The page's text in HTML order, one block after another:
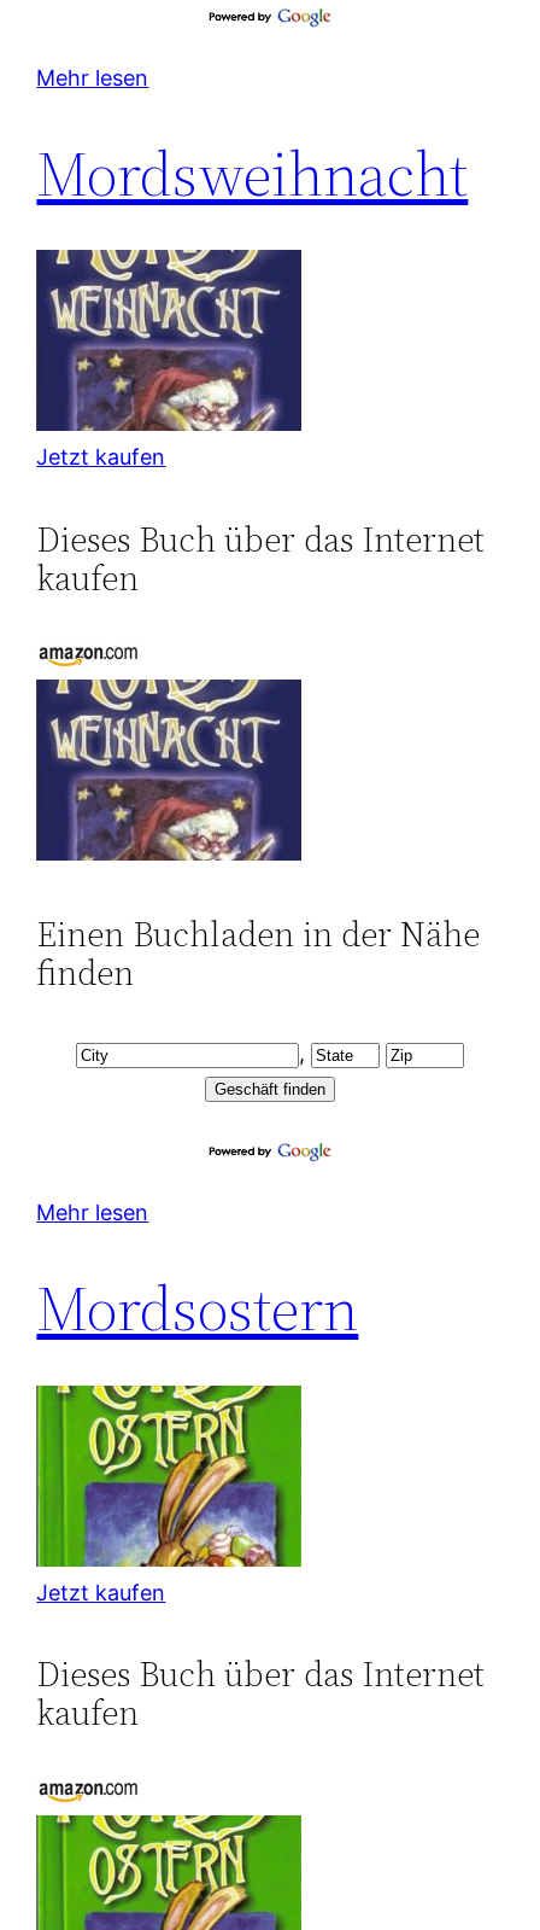
Mehr lesen
Mordsweihnacht
Jetzt kaufen
Dieses Buch über das Internet
kaufen
Einen Buchladen in der Nähe
finden
,
Mehr lesen
Mordsostern
Jetzt kaufen
Dieses Buch über das Internet
kaufen